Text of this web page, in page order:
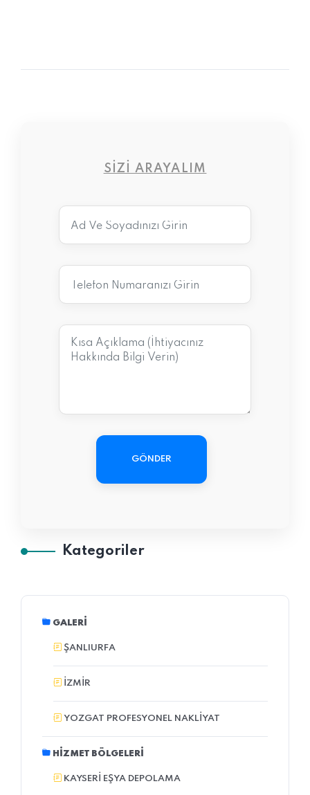
SIZI ARAYALIM
GÖNDER
Kategoriler
GALERI
ŞANLIURFA
İZMİR
YOZGAT PROFESYONEL NAKLIYAT
HIZMET BÖLGELERI
KAYSERI EŞYA DEPOLAMA